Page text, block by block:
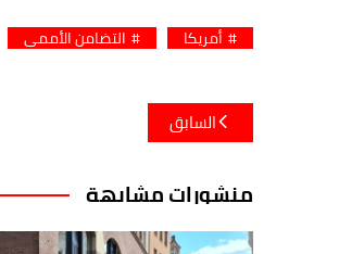
أمريكا التضامن الأممي
تصفّح
المقالات
السابق
منشورات مشابهة